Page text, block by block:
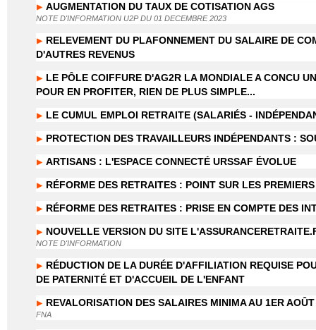
AUGMENTATION DU TAUX DE COTISATION AGS
NOTE D'INFORMATION U2P DU 01 DECEMBRE 2023
RELEVEMENT DU PLAFONNEMENT DU SALAIRE DE
D'AUTRES REVENUS
LE PÔLE COIFFURE D'AG2R LA MONDIALE A CONCU
POUR EN PROFITER, RIEN DE PLUS SIMPLE...
LE CUMUL EMPLOI RETRAITE (SALARIÉS -
PROTECTION DES TRAVAILLEURS INDÉPENDANTS :
ARTISANS : L'ESPACE CONNECTÉ URSSAF ÉVOLUE
RÉFORME DES RETRAITES : POINT SUR LES
RÉFORME DES RETRAITES : PRISE EN COMPTE DES
NOUVELLE VERSION DU SITE
NOTE D'INFORMATION
RÉDUCTION DE LA DURÉE D'AFFILIATION REQUISE
DE PATERNITÉ ET D'ACCUEIL DE L'ENFANT
REVALORISATION DES SALAIRES MINIMA AU 1ER
FNA